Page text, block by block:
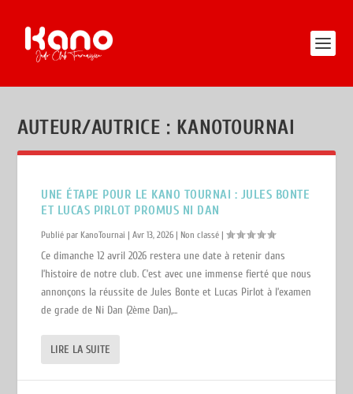
AUTEUR/AUTRICE : KANOTOURNAI
UNE ÉTAPE POUR LE KANO TOURNAI : JULES BONTE
ET LUCAS PIRLOT PROMUS NI DAN
Publié par KanoTournai |Avr 13, 2026 | Non classé |
Ce dimanche 12 avril 2026 restera une date à retenir dans
l’histoire de notre club. C’est avec une immense fierté que nous
annonçons la réussite de Jules Bonte et Lucas Pirlot à l’examen
de grade de Ni Dan (2ème Dan),...
LIRE LA SUITE